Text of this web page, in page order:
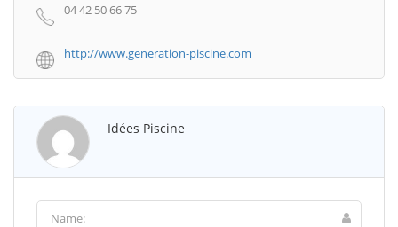
04 42 50 66 75
http://www.generation-piscine.com
Idées Piscine